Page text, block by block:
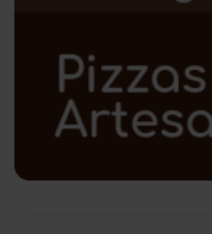
Polícia Militar